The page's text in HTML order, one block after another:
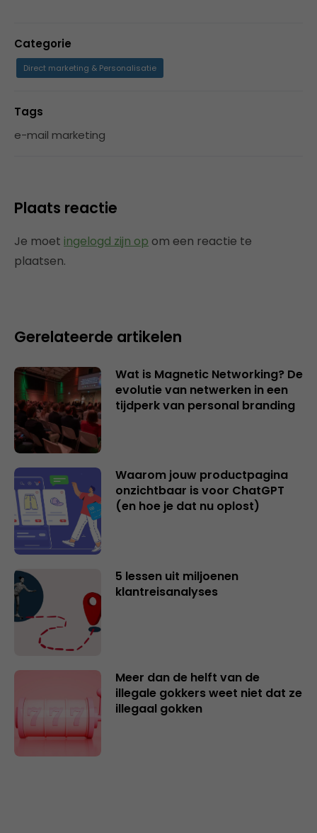
Categorie
Direct marketing & Personalisatie
Tags
e-mail marketing
Plaats reactie
Je moet ingelogd zijn op om een reactie te
plaatsen.
Gerelateerde artikelen
Wat is Magnetic Networking? De
evolutie van netwerken in een
tijdperk van personal branding
Waarom jouw productpagina
onzichtbaar is voor ChatGPT
(en hoe je dat nu oplost)
5 lessen uit miljoenen
klantreisanalyses
Meer dan de helft van de
illegale gokkers weet niet dat ze
illegaal gokken